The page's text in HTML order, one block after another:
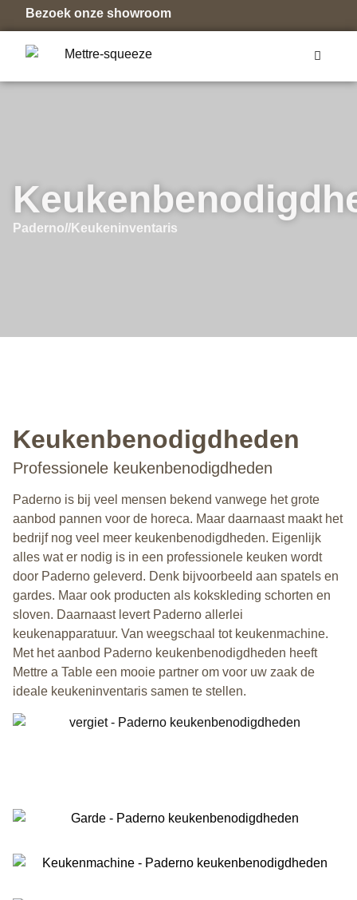
Bezoek onze showroom
Paderno//Keukeninventaris
Keukenbenodigdheden
Professionele keukenbenodigdheden
Paderno is bij veel mensen bekend vanwege het grote
aanbod pannen voor de horeca. Maar daarnaast maakt het
bedrijf nog veel meer keukenbenodigdheden. Eigenlijk
alles wat er nodig is in een professionele keuken wordt
door Paderno geleverd. Denk bijvoorbeeld aan spatels en
gardes. Maar ook producten als kokskleding schorten en
sloven. Daarnaast levert Paderno allerlei
keukenapparatuur. Van weegschaal tot keukenmachine.
Met het aanbod Paderno keukenbenodigdheden heeft
Mettre a Table een mooie partner om voor uw zaak de
ideale keukeninventaris samen te stellen.